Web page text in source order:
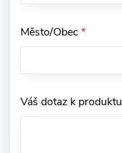
Město/Obec*
Váš dotaz k produktu